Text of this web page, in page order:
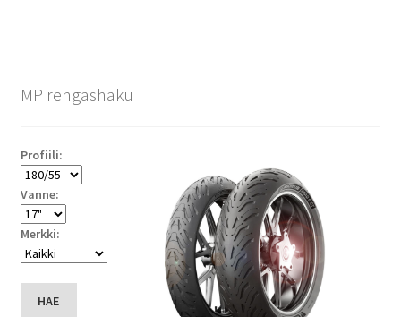
MP rengashaku
Profiili:
Vanne:
Merkki:
HAE